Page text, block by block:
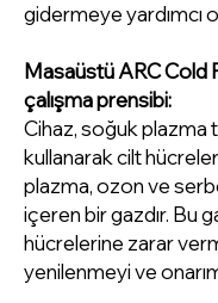
gidermeye yardımcı
Masaüstü ARC Cold
çalışma prensibi:
Cihaz, soğuk plazma
kullanarak cilt
plazma, ozon ve
içeren bir gazdır. Bu
hücrelerine zarar
yenilenmeyi ve